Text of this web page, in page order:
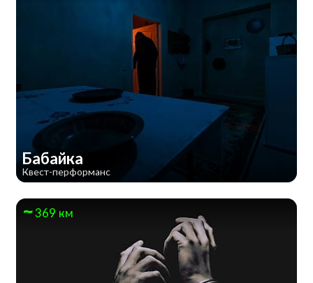
Бабайка
Квест-перформанс
369 км